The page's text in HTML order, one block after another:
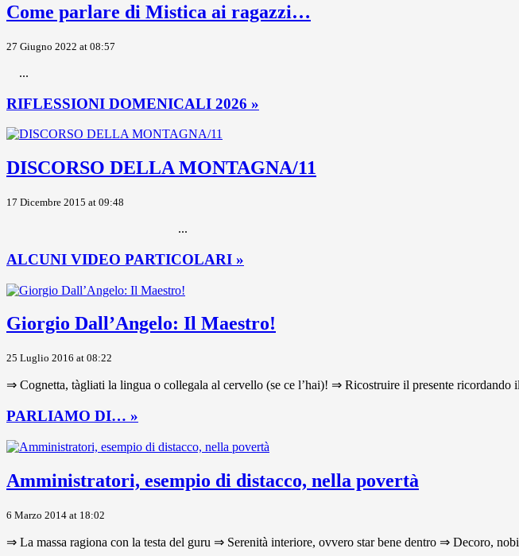
Come parlare di Mistica ai ragazzi…
27 Giugno 2022 at 08:57
...
RIFLESSIONI DOMENICALI 2026 »
DISCORSO DELLA MONTAGNA/11
17 Dicembre 2015 at 09:48
...
ALCUNI VIDEO PARTICOLARI »
Giorgio Dall’Angelo: Il Maestro!
25 Luglio 2016 at 08:22
⇒ Cognetta, tàgliati la lingua o collegala al cervello (se ce l’hai)! ⇒ Ricostruire il presente ricordando
PARLIAMO DI… »
Amministratori, esempio di distacco, nella povertà
6 Marzo 2014 at 18:02
⇒ La massa ragiona con la testa del guru ⇒ Serenità interiore, ovvero star bene dentro ⇒ Decoro,